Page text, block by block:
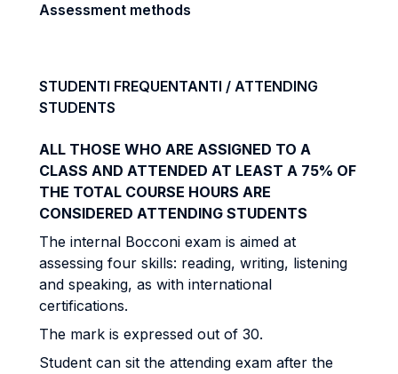
Assessment methods
STUDENTI FREQUENTANTI / ATTENDING
STUDENTS
ALL THOSE WHO ARE ASSIGNED TO A
CLASS AND ATTENDED AT LEAST A 75% OF
THE TOTAL COURSE HOURS ARE
CONSIDERED ATTENDING STUDENTS
The internal Bocconi exam is aimed at
assessing four skills: reading, writing, listening
and speaking, as with international
certifications.
The mark is expressed out of 30.
Student can sit the attending exam after the